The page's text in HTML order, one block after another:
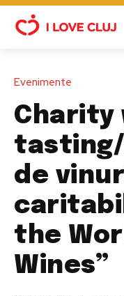
Evenimente
Charity
de
the
Wines”